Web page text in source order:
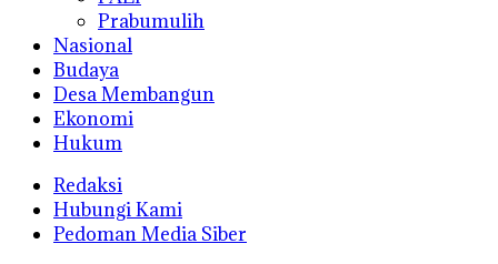
Prabumulih
Nasional
Budaya
Desa Membangun
Ekonomi
Hukum
Redaksi
Hubungi Kami
Pedoman Media Siber